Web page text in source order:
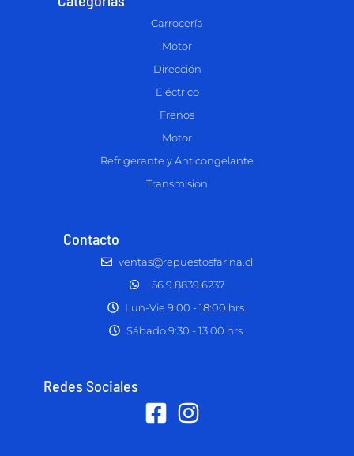
Carrocería
Motor
Dirección
Eléctrico
Frenos
Motor
Refrigerante y Anticongelante
Transmision
Contacto
ventas@repuestosfarina.cl
+56 9 8839 6237
Lun-Vie 9:00 - 18:00 hrs.
Sábado 9:30 - 13:00 hrs.
Redes Sociales